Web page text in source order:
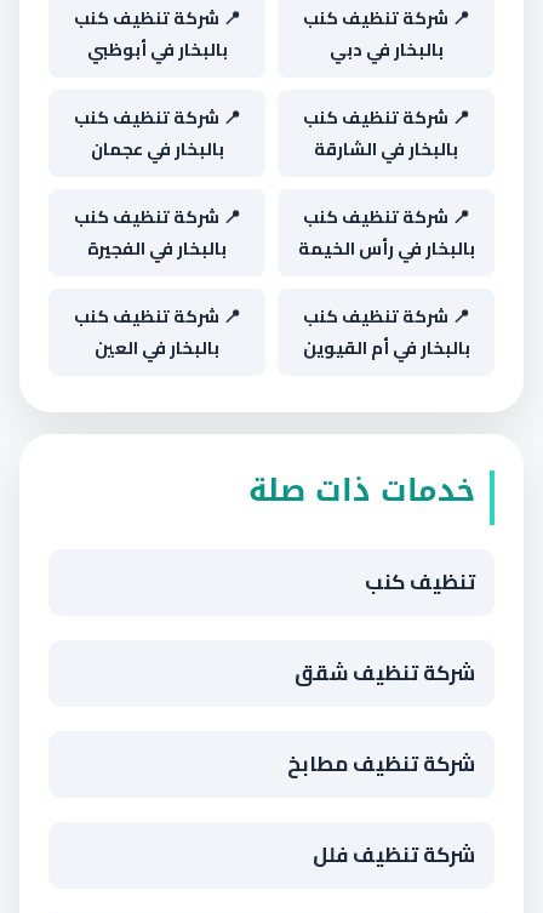
📍 شركة تنظيف كنب
بالبخار في دبي
📍 شركة تنظيف كنب
بالبخار في أبوظبي
📍 شركة تنظيف كنب
بالبخار في الشارقة
📍 شركة تنظيف كنب
بالبخار في عجمان
📍 شركة تنظيف كنب
بالبخار في رأس الخيمة
📍 شركة تنظيف كنب
بالبخار في الفجيرة
📍 شركة تنظيف كنب
بالبخار في أم القيوين
📍 شركة تنظيف كنب
بالبخار في العين
خدمات ذات صلة
تنظيف كنب
شركة تنظيف شقق
شركة تنظيف مطابخ
شركة تنظيف فلل